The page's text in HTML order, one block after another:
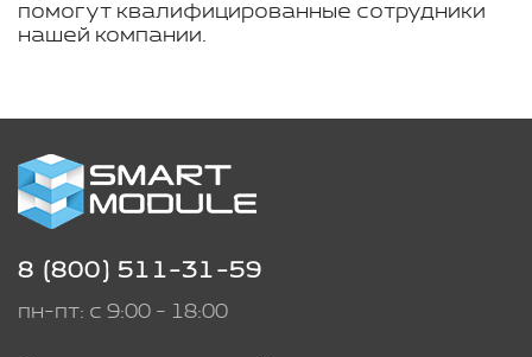
помогут квалифицированные сотрудники
нашей компании.
8 (800) 511-31-59
пн-пт: с 9:00 - 18:00